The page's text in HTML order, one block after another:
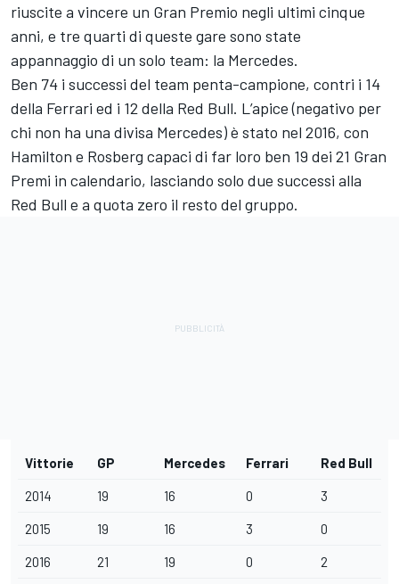
riuscite a vincere un Gran Premio negli ultimi cinque
anni, e tre quarti di queste gare sono state
appannaggio di un solo team: la Mercedes.
Ben 74 i successi del team penta-campione, contri i 14
della Ferrari ed i 12 della Red Bull. L’apice (negativo per
chi non ha una divisa Mercedes) è stato nel 2016, con
Hamilton e Rosberg capaci di far loro ben 19 dei 21 Gran
Premi in calendario, lasciando solo due successi alla
Red Bull e a quota zero il resto del gruppo.
Vittorie GP Mercedes Ferrari Red Bull
2014 19 16 0 3
2015 19 16 3 0
2016 21 19 0 2